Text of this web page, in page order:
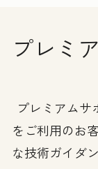
プレミ
プレミアムサ
をご利用のお
な技術ガイダ